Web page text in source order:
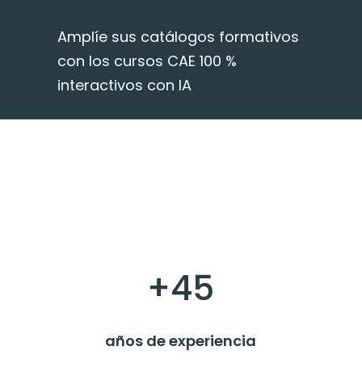
Amplíe sus catálogos formativos
con los cursos CAE 100 %
interactivos con IA
+45
años de experiencia